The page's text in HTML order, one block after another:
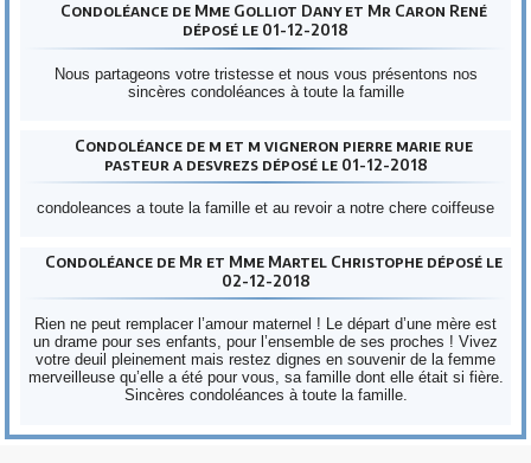
Condoléance de Mme Golliot Dany et Mr Caron René
déposé le 01-12-2018
Nous partageons votre tristesse et nous vous présentons nos
sincères condoléances à toute la famille
Condoléance de m et m vigneron pierre marie rue
pasteur a desvrezs déposé le 01-12-2018
condoleances a toute la famille et au revoir a notre chere coiffeuse
Condoléance de Mr et Mme Martel Christophe déposé le
02-12-2018
Rien ne peut remplacer l’amour maternel ! Le départ d’une mère est
un drame pour ses enfants, pour l’ensemble de ses proches ! Vivez
votre deuil pleinement mais restez dignes en souvenir de la femme
merveilleuse qu’elle a été pour vous, sa famille dont elle était si fière.
Sincères condoléances à toute la famille.